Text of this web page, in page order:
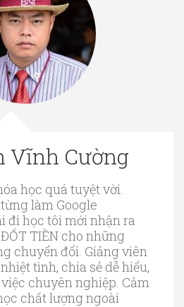
Vĩnh Cường
học quá tuyệt vời.
làm Google
đi học tôi mới nhận ra
TIỀN cho những
chuyển đổi. Giảng viên
tình, chia sẻ dễ hiểu,
chuyên nghiệp. Cảm
chất lượng ngoài